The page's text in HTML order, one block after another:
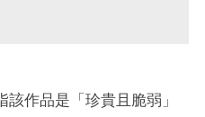
作品是「珍貴且脆弱」